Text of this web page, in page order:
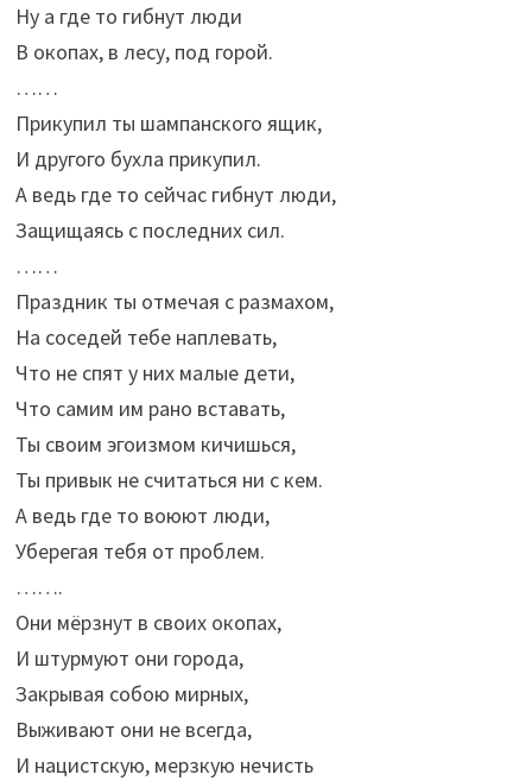
Ну а где то гибнут люди
В окопах, в лесу, под горой.
……
Прикупил ты шампанского ящик,
И другого бухла прикупил.
А ведь где то сейчас гибнут люди,
Защищаясь с последних сил.
……
Праздник ты отмечая с размахом,
На соседей тебе наплевать,
Что не спят у них малые дети,
Что самим им рано вставать,
Ты своим эгоизмом кичишься,
Ты привык не считаться ни с кем.
А ведь где то воюют люди,
Уберегая тебя от проблем.
…….
Они мёрзнут в своих окопах,
И штурмуют они города,
Закрывая собою мирных,
Выживают они не всегда,
И нацистскую, мерзкую нечисть